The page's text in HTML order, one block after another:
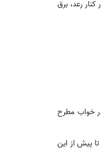
رعد، برق
خواب مطرح
پیش از این